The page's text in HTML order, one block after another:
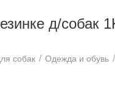
д/собак
собак / Одежда и обувь /